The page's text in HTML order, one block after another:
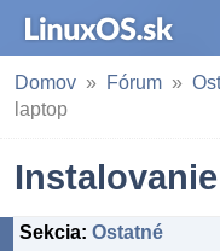
Domov Fórum
laptop
Sekcia: Ostatné